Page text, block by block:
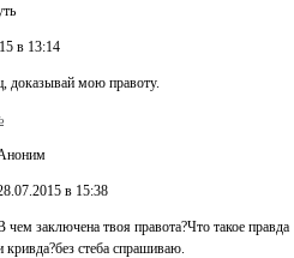
в 13:14
доказывай мою правоту.
в 15:38
чем заключена твоя правота?Что такое правда
кривда?без стеба спрашиваю.